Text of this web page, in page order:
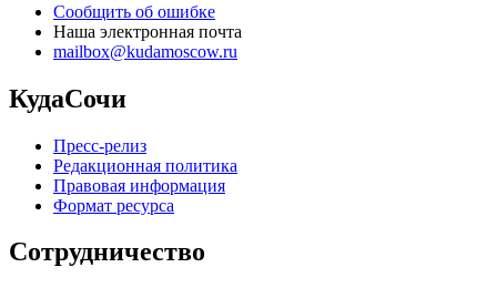
Сообщить об ошибке
Наша электронная почта
mailbox@kudamoscow.ru
КудаСочи
Пресс-релиз
Редакционная политика
Правовая информация
Формат ресурса
Сотрудничество